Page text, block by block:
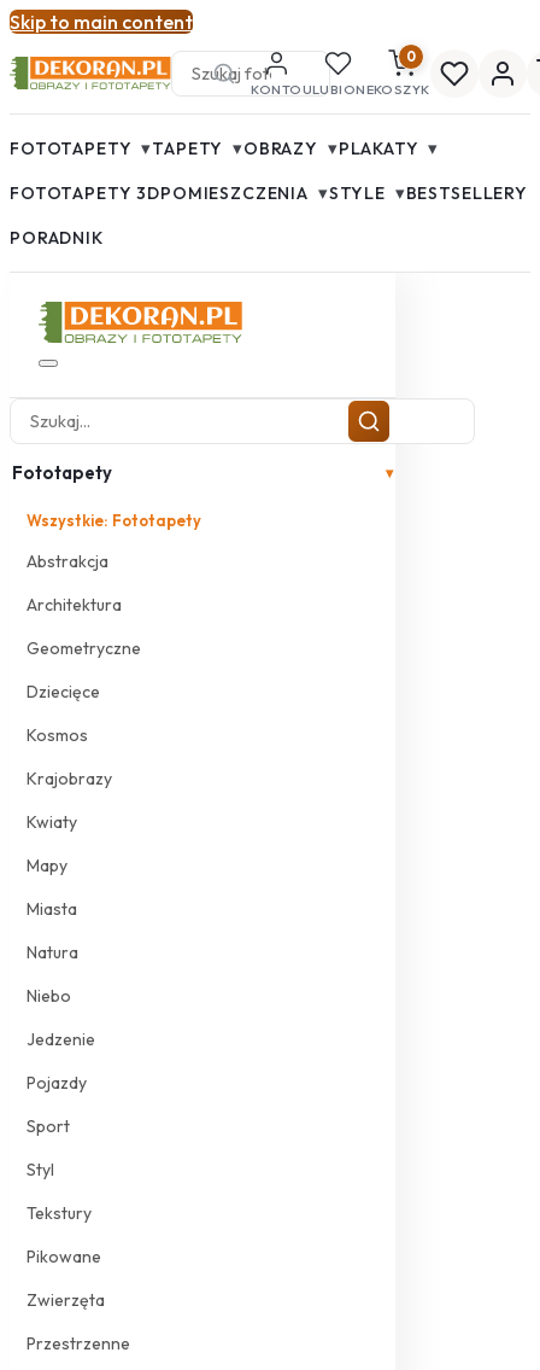
Skip to main content
KONTOULUBIONE
0
KOSZYK
FOTOTAPETY ▾TAPETY ▾OBRAZY ▾PLAKATY ▾
FOTOTAPETY 3DPOMIESZCZENIA ▾STYLE ▾BESTSELLERY
PORADNIK
Fototapety ▾
Wszystkie: Fototapety
Abstrakcja
Architektura
Geometryczne
Dziecięce
Kosmos
Krajobrazy
Kwiaty
Mapy
Miasta
Natura
Niebo
Jedzenie
Pojazdy
Sport
Styl
Tekstury
Pikowane
Zwierzęta
Przestrzenne